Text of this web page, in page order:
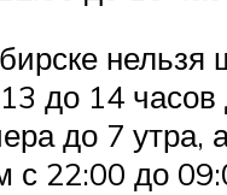
нельзя
до 14 часов
до 7 утра,
с 22:00 до